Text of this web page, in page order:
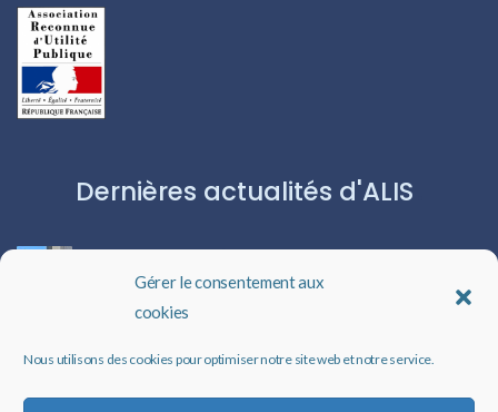
Gérer le consentement aux
cookies
Nous utilisons des cookies pour optimiser notre site web et notre service.
Dernières actualités d'ALIS
Les livres audio : une porte ouverte sur l’évasion